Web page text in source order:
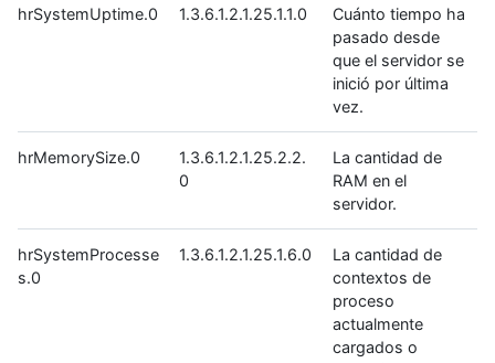
hrSystemUptime.0 1.3.6.1.2.1.25.1.1.0
Cuánto tiempo ha
pasado desde
que el servidor se
inició por última
vez.
hrMemorySize.0
1.3.6.1.2.1.25.2.2.
0
La cantidad de
RAM en el
servidor.
hrSystemProcesse
s.0
1.3.6.1.2.1.25.1.6.0
La cantidad de
contextos de
proceso
actualmente
cargados o